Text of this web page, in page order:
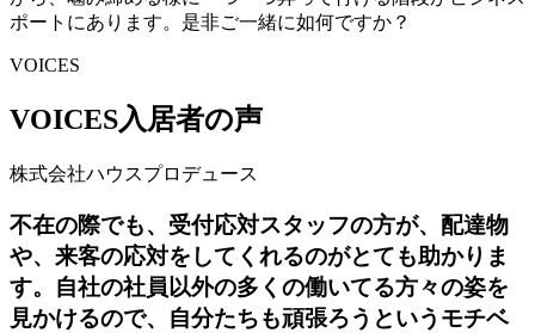
ポートにあります。是非ご一緒に如何ですか？
VOICES
VOICES入居者の声
株式会社ハウスプロデュース
不在の際でも、受付応対スタッフの方が、配達物
や、来客の応対をしてくれるのがとても助かりま
す。自社の社員以外の多くの働いてる方々の姿を
見かけるので、自分たちも頑張ろうというモチベ